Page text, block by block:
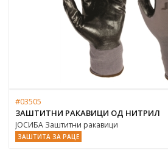
#03505
ЗАШТИТНИ РАКАВИЦИ ОД НИТРИЛ
ЈОСИБА Заштитни ракавици
ЗАШТИТА ЗА РАЦЕ